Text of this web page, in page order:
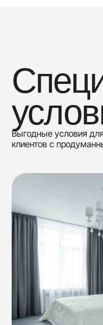
Выгодные условия
клиентов с